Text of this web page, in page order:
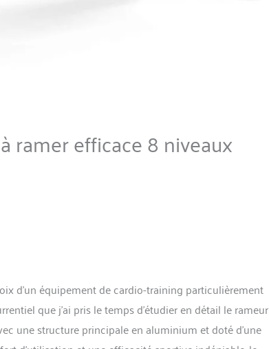
ramer efficace 8 niveaux
d’un équipement de cardio-training particulièrement
que j’ai pris le temps d’étudier en détail le rameur
une structure principale en aluminium et doté d’une